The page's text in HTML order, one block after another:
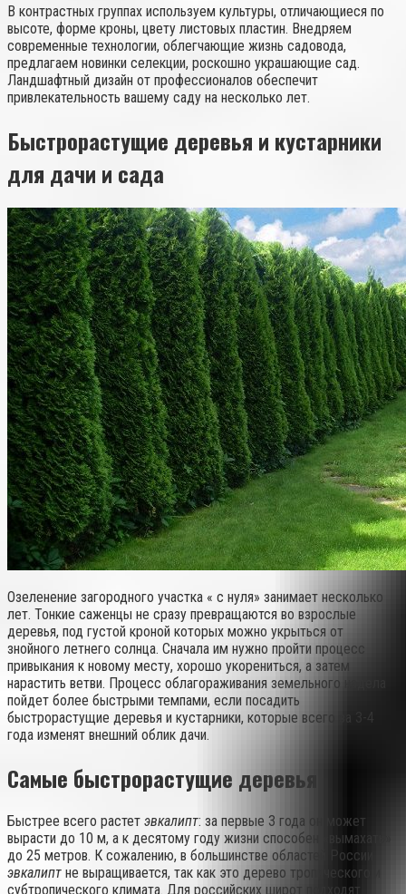
В контрастных группах используем культуры, отличающиеся по
высоте, форме кроны, цвету листовых пластин. Внедряем
современные технологии, облегчающие жизнь садовода,
предлагаем новинки селекции, роскошно украшающие сад.
Ландшафтный дизайн от профессионалов обеспечит
привлекательность вашему саду на несколько лет.
Быстрорастущие деревья и кустарники
для дачи и сада
Озеленение загородного участка « с нуля» занимает несколько
лет. Тонкие саженцы не сразу превращаются во взрослые
деревья, под густой кроной которых можно укрыться от
знойного летнего солнца. Сначала им нужно пройти процесс
привыкания к новому месту, хорошо укорениться, а затем
нарастить ветви. Процесс облагораживания земельного надела
пойдет более быстрыми темпами, если посадить
быстрорастущие деревья и кустарники, которые всего за 3-4
года изменят внешний облик дачи.
Самые быстрорастущие деревья
Быстрее всего растет эвкалипт: за первые 3 года он может
вырасти до 10 м, а к десятому году жизни способен «вымахать»
до 25 метров. К сожалению, в большинстве областей России
эвкалипт не выращивается, так как это дерево тропического и
субтропического климата. Для российских широт подходят